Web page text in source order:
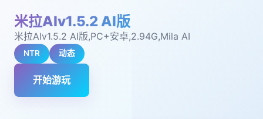
米拉AIv1.5.2 AI版
米拉AIv1.5.2 AI版,PC+安卓,2.94G,Mila AI
NTR 动态
开始游玩